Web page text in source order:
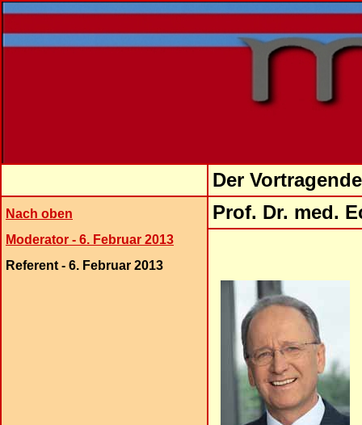
Der
Nach oben
Moderator - 6. Februar 2013
Referent - 6. Februar 2013
Prof. Dr. med.